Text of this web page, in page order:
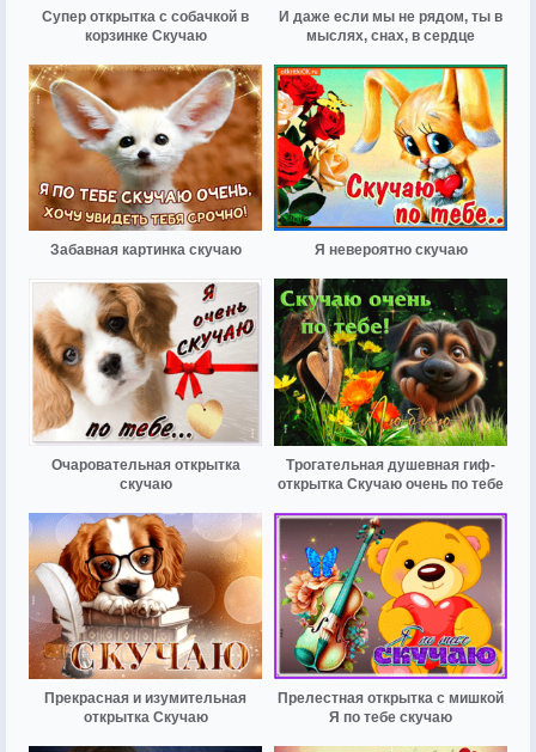
Супер открытка с собачкой в
корзинке Скучаю
И даже если мы не рядом, ты в
мыслях, снах, в сердце
Забавная картинка скучаю Я невероятно скучаю
Очаровательная открытка
скучаю
Трогательная душевная гиф-
открытка Скучаю очень по тебе
Прекрасная и изумительная
открытка Скучаю
Прелестная открытка с мишкой
Я по тебе скучаю